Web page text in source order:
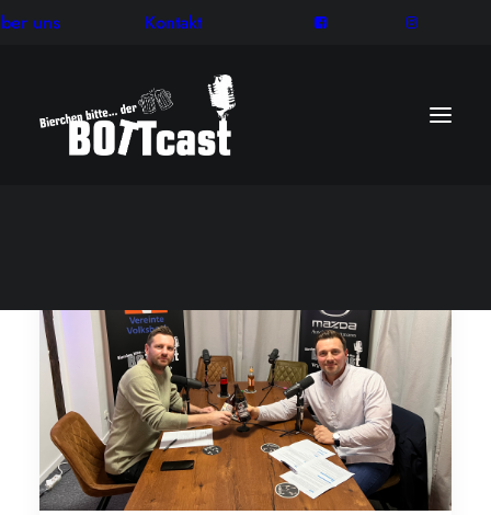
uns Kontakt